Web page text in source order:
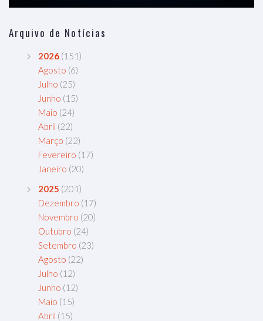
Arquivo de Notícias
2026 (151)
Agosto (6)
Julho (25)
Junho (15)
Maio (24)
Abril (22)
Março (22)
Fevereiro (17)
Janeiro (20)
2025 (201)
Dezembro (17)
Novembro (20)
Outubro (24)
Setembro (23)
Agosto (22)
Julho (12)
Junho (12)
Maio (15)
Abril (15)